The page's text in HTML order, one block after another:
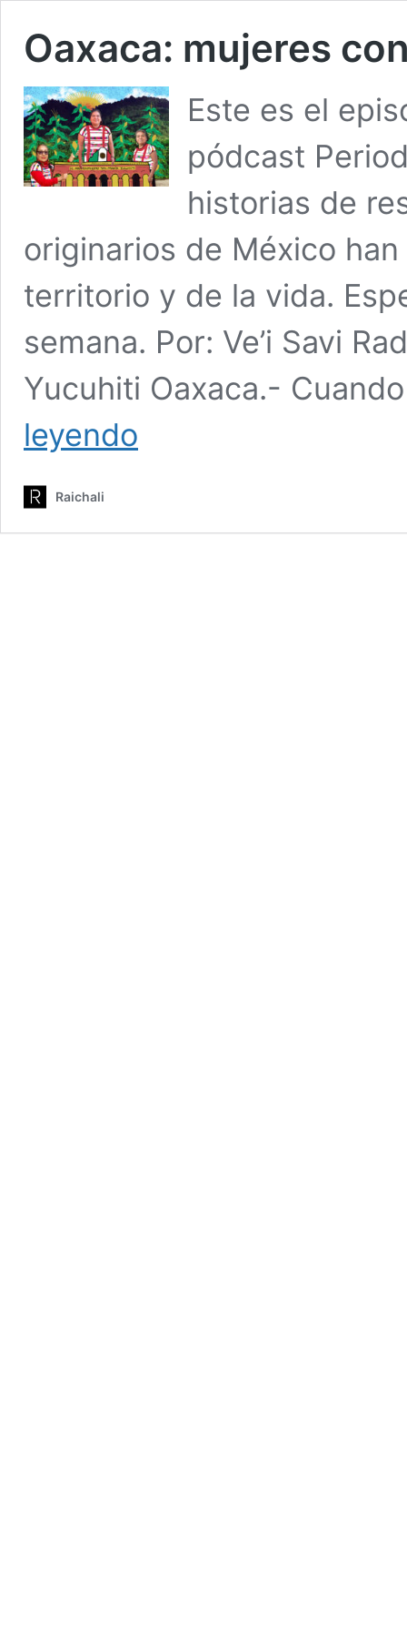
Oaxaca: mujeres
Este es el
pódcast
historias de
originarios de México
territorio y de la vida.
semana. Por: Ve’i Savi
Yucuhiti Oaxaca.-
leyendo
Raichali